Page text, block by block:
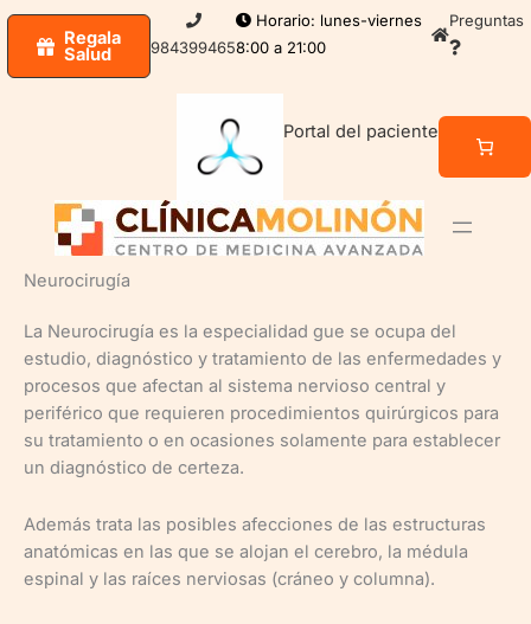
Ir
contenido
Regala
Salud 984399465
Horario: lunes-viernes
8:00 a 21:00
Preguntas
Portal del paciente
Neurocirugía
La Neurocirugía es la especialidad gue se ocupa del
estudio, diagnóstico y tratamiento de las enfermedades y
procesos que afectan al sistema nervioso central y
periférico que requieren procedimientos quirúrgicos para
su tratamiento o en ocasiones solamente para establecer
un diagnóstico de certeza.
Además trata las posibles afecciones de las estructuras
anatómicas en las que se alojan el cerebro, la médula
espinal y las raíces nerviosas (cráneo y columna).